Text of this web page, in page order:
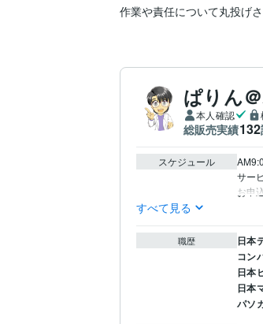
作業や責任について丸投げ
ぱりん
本人確認
総販売実績132
スケジュール
サー
すべて見る
職歴 日本
コン
日本
日本
パソ